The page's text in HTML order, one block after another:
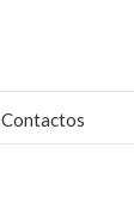
Contactos